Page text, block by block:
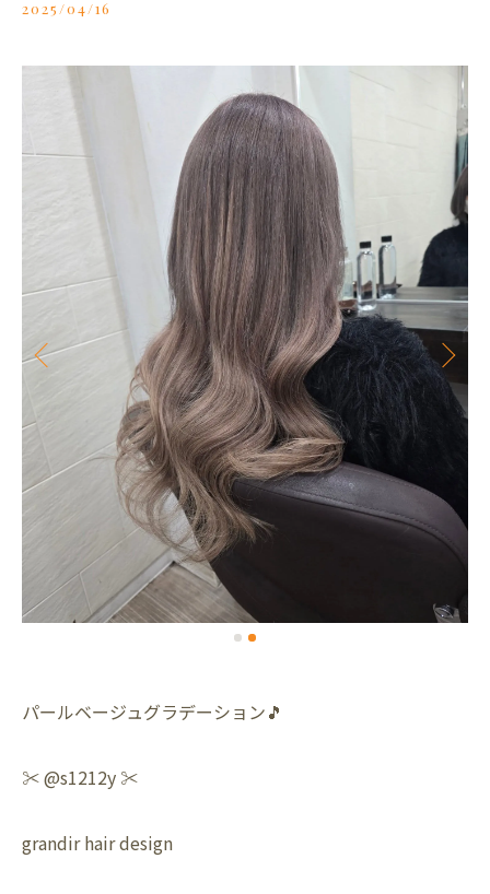
2025/04/16
パールベージュグラデーション🎵
✂️ @s1212y ✂️
grandir hair design